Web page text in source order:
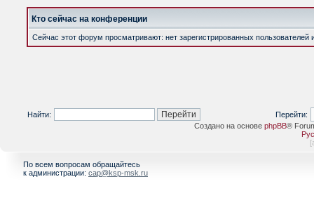
Кто сейчас на конференции
Сейчас этот форум просматривают: нет зарегистрированных пользователей
Найти:
Перейти:
Создано на основе phpBB®
[
По всем вопросам обращайтесь
к администрации: cap@ksp-msk.ru